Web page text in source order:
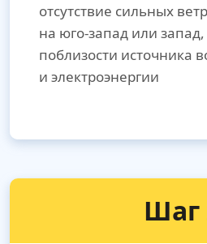
отсутствие сильных
на юго-запад или
поблизости источника
и электроэнергии
Шаг